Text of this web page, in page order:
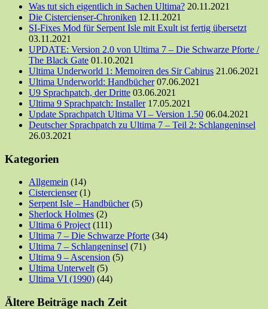
Was tut sich eigentlich in Sachen Ultima? 20.11.2021
Die Cistercienser-Chroniken 12.11.2021
SI-Fixes Mod für Serpent Isle mit Exult ist fertig übersetzt
03.11.2021
UPDATE: Version 2.0 von Ultima 7 – Die Schwarze Pforte /
The Black Gate 01.10.2021
Ultima Underworld 1: Memoiren des Sir Cabirus 21.06.2021
Ultima Underworld: Handbücher 07.06.2021
U9 Sprachpatch, der Dritte 03.06.2021
Ultima 9 Sprachpatch: Installer 17.05.2021
Update Sprachpatch Ultima VI – Version 1.50 06.04.2021
Deutscher Sprachpatch zu Ultima 7 – Teil 2: Schlangeninsel
26.03.2021
Kategorien
Allgemein (14)
Cistercienser(1)
Serpent Isle – Handbücher(5)
Sherlock Holmes (2)
Ultima 6 Project (111)
Ultima 7 – Die Schwarze Pforte (34)
Ultima 7 – Schlangeninsel (71)
Ultima 9 – Ascension (5)
Ultima Unterwelt (5)
Ultima VI (1990) (44)
Ältere Beiträge nach Zeit